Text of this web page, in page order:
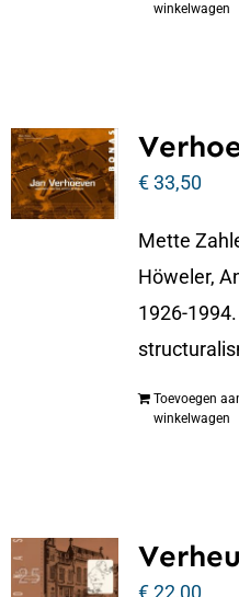
winkelwagen
€33,50
Mette
Höweler,
1926-
Toevoegen
winkelwagen
€22,00